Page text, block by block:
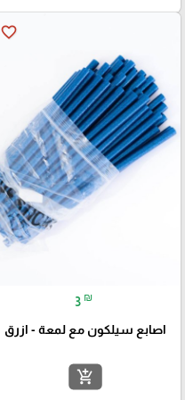
favorite_border
3 ₪
اصابع سيلكون مع لمعة - ازرق
add_shopping_cart